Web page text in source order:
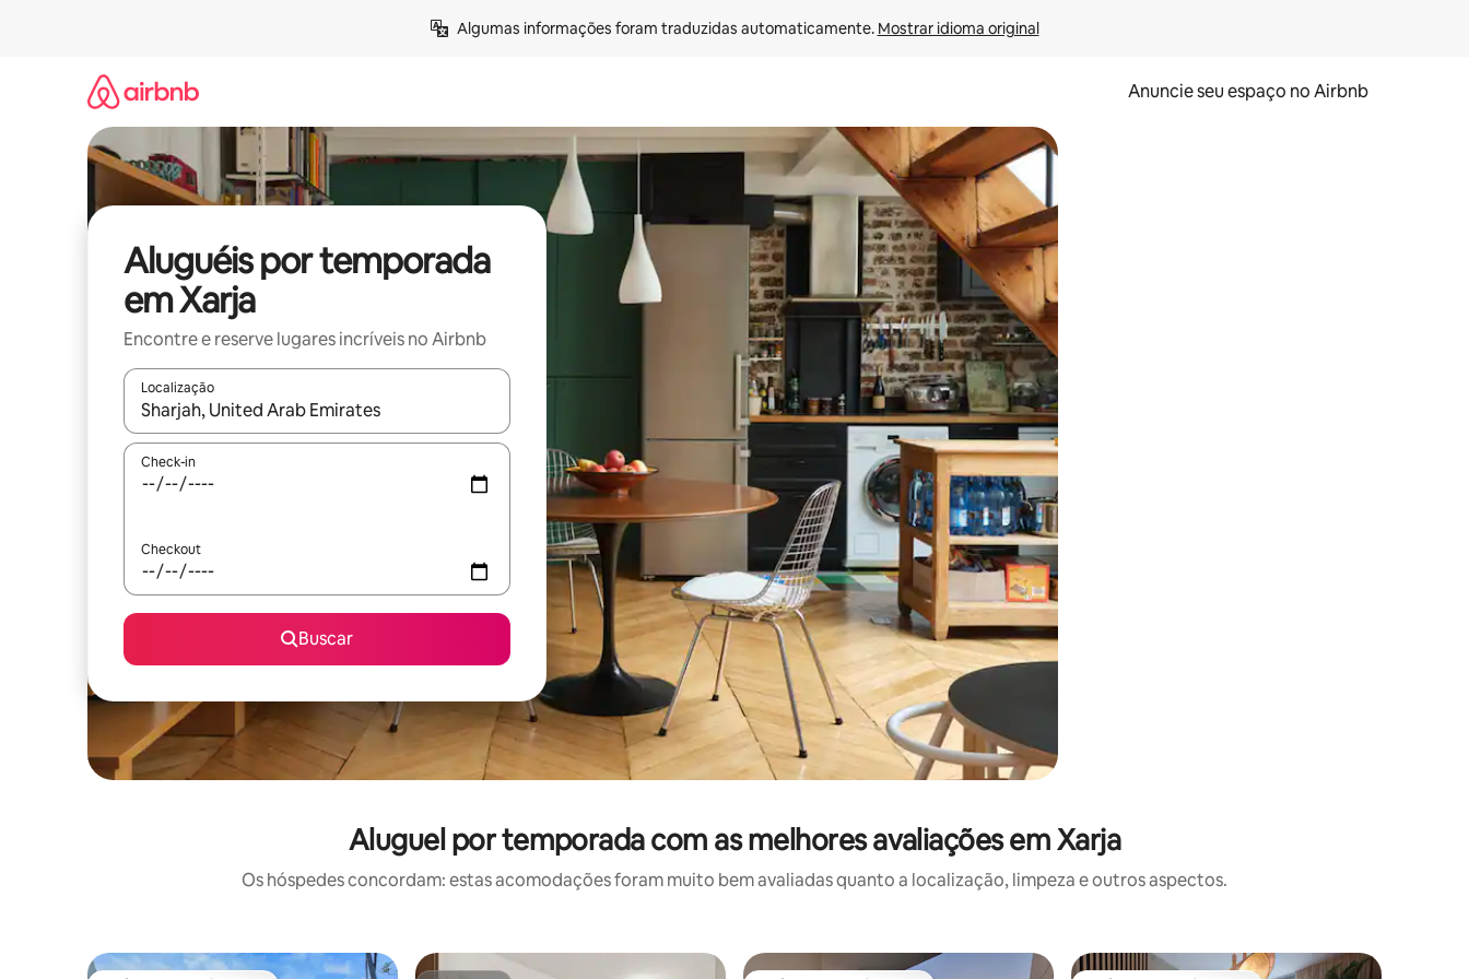
Algumas informações foram traduzidas automaticamente. Mostrar idioma original
Anuncie seu espaço no Airbnb
Aluguéis por temporada
em Xarja
Encontre e reserve lugares incríveis no Airbnb
Localização
Quando os resultados estiverem disponíveis, explore-os usando as seta para cima e para baixo do teclado ou tocando e deslizando o dedo na tela.
Check-in
Checkout
Buscar
Aluguel por temporada com as melhores avaliações em Xarja
Os hóspedes concordam: estas acomodações foram muito bem avaliadas quanto a localização, limpeza e outros aspectos.